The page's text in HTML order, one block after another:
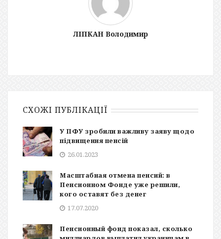
ЛІПКАН Володимир
СХОЖІ ПУБЛІКАЦІЇ
У ПФУ зробили важливу заяву щодо
підвищення пенсій
26.01.2023
Масштабная отмена пенсий: в
Пенсионном Фонде уже решили,
кого оставят без денег
17.07.2020
Пенсионный фонд показал, сколько